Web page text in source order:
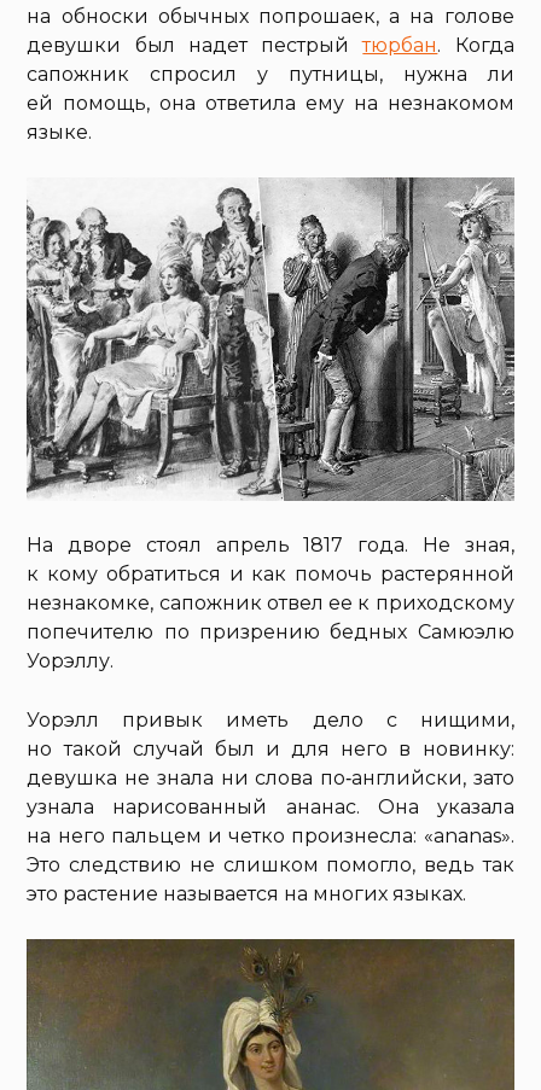
на обноски обычных попрошаек, а на голове
девушки был надет пестрыйтюрбан. Когда
сапожник спросил у путницы, нужна ли
ей помощь, она ответила ему на незнакомом
языке.
На дворе стоял апрель 1817 года. Не зная,
к кому обратиться и как помочь растерянной
незнакомке, сапожник отвел ее к приходскому
попечителю по призрению бедных Самюэлю
Уорэллу.
Уорэлл привык иметь дело с нищими,
но такой случай был и для него в новинку:
девушка не знала ни слова по‑английски, зато
узнала нарисованный ананас. Она указала
на него пальцем и четко произнесла: «ananas».
Это следствию не слишком помогло, ведь так
это растение называется на многих языках.